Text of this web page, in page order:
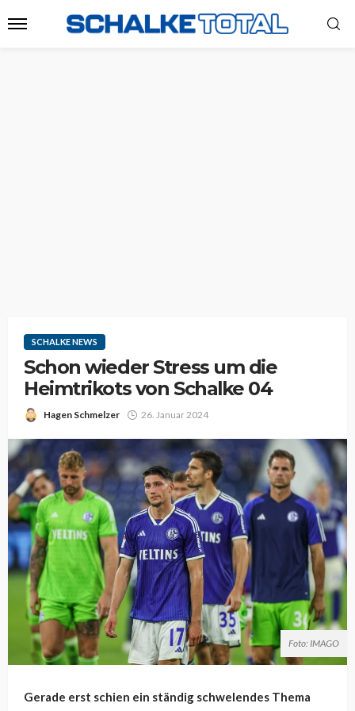
SCHALKE NEWS
Schon wieder Stress um die
Heimtrikots von Schalke 04
Hagen Schmelzer 26. Januar 2024
Foto: IMAGO
Gerade erst schien ein ständig schwelendes Thema